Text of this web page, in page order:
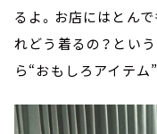
るよ。お店にはとん
れどう着るの？とい
ら“おもしろアイテム